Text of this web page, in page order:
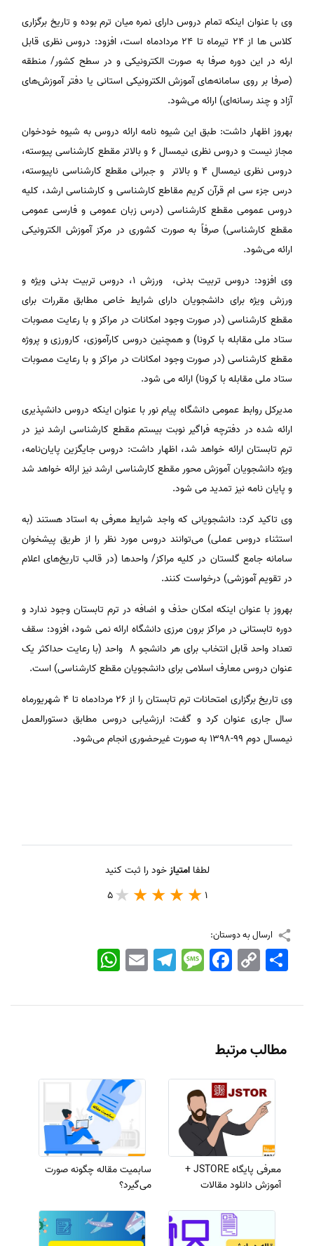
وی با عنوان اینکه تمام دروس دارای نمره میان ترم بوده و تاریخ برگزاری
کلاس ها از ۲۴ تیرماه تا ۲۴ مردادماه است، افزود: دروس نظری قابل
ارئه در این دوره صرفا به صورت الکترونیکی و در سطح کشور/ منطقه
(صرفا بر روی سامانه‌های آموزش الکترونیکی استانی یا دفتر آموزش‌های
آزاد و چند رسانه‌ای) ارائه می‌شود.
بهروز اظهار داشت: طبق این شیوه نامه ارائه دروس به شیوه خودخوان
مجاز نیست و دروس نظری نیمسال ۶ و بالاتر مقطع کارشناسی پیوسته،
دروس نظری نیمسال ۴ و بالاتر و جبرانی مقطع کارشناسی ناپیوسته،
درس جزء سی ام قرآن کریم مقاطع کارشناسی و کارشناسی ارشد، کلیه
دروس عمومی مقطع کارشناسی (درس زبان عمومی و فارسی عمومی
مقطع کارشناسی) صرفاً به صورت کشوری در مرکز آموزش الکترونیکی
ارائه می‌شود.
وی افزود: دروس تربیت بدنی، ورزش ۱، دروس تربیت بدنی ویژه و
ورزش ویژه برای دانشجویان دارای شرایط خاص مطابق مقررات برای
مقطع کارشناسی (در صورت وجود امکانات در مراکز و با رعایت مصوبات
ستاد ملی مقابله با کرونا) و همچنین دروس کارآموزی، کارورزی و پروژه
مقطع کارشناسی (در صورت وجود امکانات در مراکز و با رعایت مصوبات
ستاد ملی مقابله با کرونا) ارائه می شود.
مدیرکل روابط عمومی دانشگاه پیام نور با عنوان اینکه دروس دانشپذیری
ارائه شده در دفترچه فراگیر نوبت بیستم مقطع کارشناسی ارشد نیز در
ترم تابستان ارائه خواهد شد، اظهار داشت: دروس جایگزین پایان‌نامه،
ویژه دانشجویان آموزش محور مقطع کارشناسی ارشد نیز ارائه خواهد شد
و پایان نامه نیز تمدید می شود.
وی تاکید کرد: دانشجویانی که واجد شرایط معرفی به استاد هستند (به
استثناء دروس عملی) می‌توانند دروس مورد نظر را از طریق پیشخوان
سامانه جامع گلستان در کلیه مراکز/ واحدها (در قالب تاریخ‌های اعلام
در تقویم آموزشی) درخواست کنند.
بهروز با عنوان اینکه امکان حذف و اضافه در ترم تابستان وجود ندارد و
دوره تابستانی در مراکز برون مرزی دانشگاه ارائه نمی شود، افزود: سقف
تعداد واحد قابل انتخاب برای هر دانشجو ۸ واحد (با رعایت حداکثر یک
عنوان دروس معارف اسلامی برای دانشجویان مقطع کارشناسی) است.
وی تاریخ برگزاری امتحانات ترم تابستان را از ۲۶ مردادماه تا ۴ شهریورماه
سال جاری عنوان کرد و گفت: ارزشیابی دروس مطابق دستورالعمل
نیمسال دوم ۹۹-۱۳۹۸ به صورت غیرحضوری انجام می‌شود.
لطفاامتیازخود را ثبت کنید
1
5
ارسال به دوستان:
WhatsApp EmailTelegramMessageFacebook Copy
Link
اشتراک
مطالب مرتبط
معرفی پایگاه JSTORE +
آموزش دانلود مقالات
سابمیت مقاله چگونه صورت
می‌گیرد؟